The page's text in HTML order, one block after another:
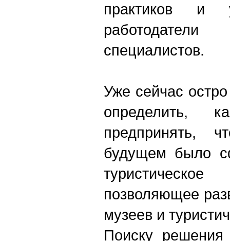
практиков и
специалистов.
Уже сейчас
определить,
предпринять,
будущем было
позволяющее
музеев и
Поиску решения